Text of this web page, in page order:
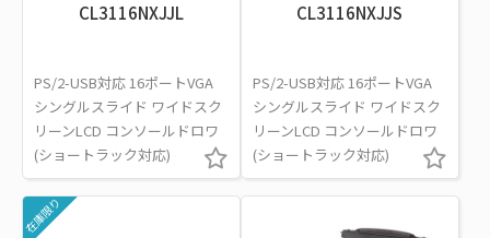
CL3116NXJJL
PS/2-USB対応 16ポートVGA
シングルスライド ワイドスク
リーンLCD コンソールドロワ
(ショートラック対応)
CL3116NXJJS
PS/2-USB対応 16ポートVGA
シングルスライド ワイドスク
リーンLCD コンソールドロワ
(ショートラック対応)
在庫限り